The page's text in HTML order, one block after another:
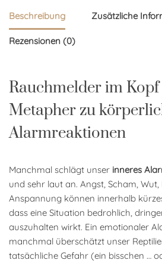
Beschreibung Zusätzliche
Rezensionen (0)
Rauchmelder im
Metapher zu
Alarmreaktionen
Manchmal schlägt unser inneres
und sehr laut an. Angst, Scham,
Anspannung können innerhalb
dass eine Situation bedrohlich,
auszuhalten wirkt. Ein emotionaler
manchmal überschätzt unser
tatsächliche Gefahr (ein bisschen …